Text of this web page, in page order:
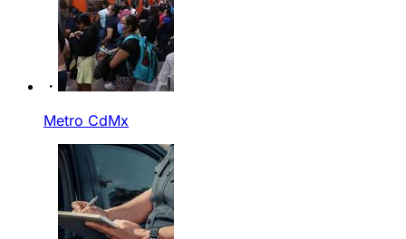
Metro CdMx